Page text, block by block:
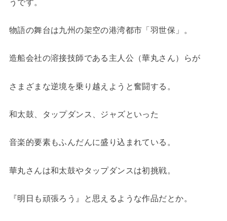
物語の舞台は九州の架空の港湾都市「羽世保」。
造船会社の溶接技師である主人公（華丸さん）らが
さまざまな逆境を乗り越えようと奮闘する。
和太鼓、タップダンス、ジャズといった
音楽的要素もふんだんに盛り込まれている。
華丸さんは和太鼓やタップダンスは初挑戦。
『明日も頑張ろう』と思えるような作品だとか。